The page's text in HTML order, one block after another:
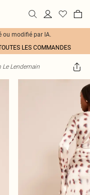
ou modifié par IA.
LES COMMANDES
Le Lendemain